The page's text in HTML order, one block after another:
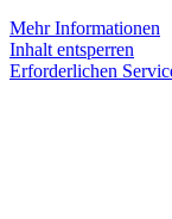
Mehr Informationen
Inhalt entsperren
Erforderlichen